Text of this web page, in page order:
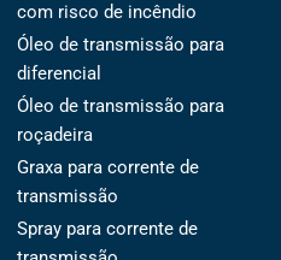
com risco de incêndio
Óleo de transmissão para
diferencial
Óleo de transmissão para
roçadeira
Graxa para corrente de
transmissão
Spray para corrente de